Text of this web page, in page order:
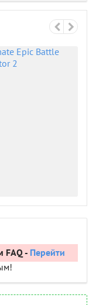
FAQ - Перейти